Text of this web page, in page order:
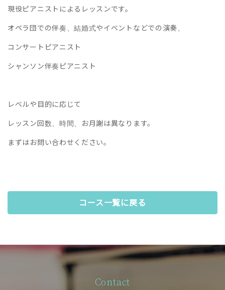
現役ピアニストによるレッスンです。
オペラ団での伴奏、結婚式やイベントなどでの演奏、
コンサートピアニスト
シャンソン伴奏ピアニスト
レベルや目的に応じて
レッスン回数、時間、お月謝は異なります。
まずはお問い合わせください。
コース一覧に戻る
Contact